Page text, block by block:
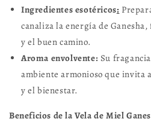
Ingredientes esotéricos:
canaliza la energía de
y el buen camino.
Aroma envolvente: Su
ambiente armonioso que invita
y el bienestar.
Beneficios de la Vela de Miel